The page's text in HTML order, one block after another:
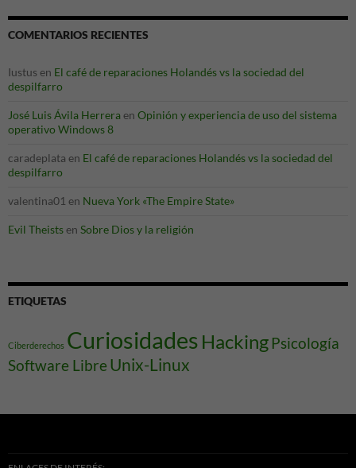
COMENTARIOS RECIENTES
Iustus en El café de reparaciones Holandés vs la sociedad del
despilfarro
José Luis Ávila Herrera en Opinión y experiencia de uso del sistema
operativo Windows 8
caradeplata en El café de reparaciones Holandés vs la sociedad del
despilfarro
valentina01 en Nueva York «The Empire State»
Evil Theistsen Sobre Dios y la religión
ETIQUETAS
Ciberderechos Curiosidades Hacking Psicología
Software Libre Unix-Linux